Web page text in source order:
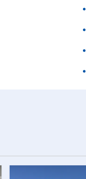
也难以在微小尺度
题...